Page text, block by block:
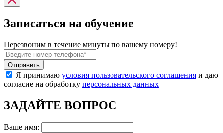
Записаться на обучение
Перезвоним в течение минуты по вашему номеру!
Я принимаю условия пользовательского соглашения и даю
согласие на обработку персональных данных
ЗАДАЙТЕ ВОПРОС
Ваше имя: